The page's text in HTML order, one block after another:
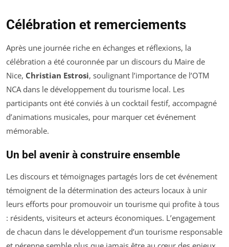
Célébration et remerciements
Après une journée riche en échanges et réflexions, la
célébration a été couronnée par un discours du Maire de
Nice, Christian Estrosi, soulignant l’importance de l’OTM
NCA dans le développement du tourisme local. Les
participants ont été conviés à un cocktail festif, accompagné
d’animations musicales, pour marquer cet événement
mémorable.
Un bel avenir à construire ensemble
Les discours et témoignages partagés lors de cet événement
témoignent de la détermination des acteurs locaux à unir
leurs efforts pour promouvoir un tourisme qui profite à tous
: résidents, visiteurs et acteurs économiques. L’engagement
de chacun dans le développement d’un tourisme responsable